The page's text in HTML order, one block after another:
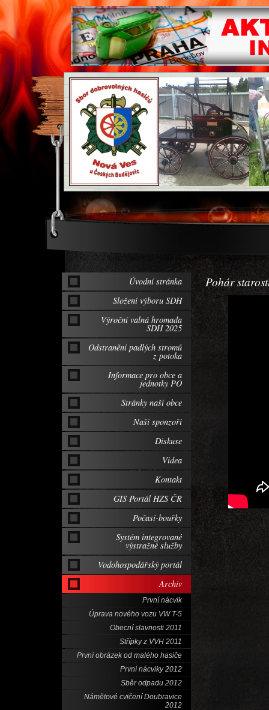
Pohár
Úvodní stránka
Složení výboru SDH
Výroční valná hromada
SDH 2025
Odstraněni padlých stromů
z potoka
Informace pro obce a
jednotky PO
Stránky naší obce
Naši sponzoři
Diskuse
Videa
Kontakt
GIS Portál HZS ČR
Počasí-bouřky
Systém integrované
výstražné služby
Vodohospodářský portál
Archiv
První nácvik
Úprava nového vozu VW T-5
Obecní slavnosti 2011
Střípky z VVH 2011
První obrázek od malého hasiče
První nácviky 2012
Sběr odpadu 2012
Námětové cvičení Doubravice
2012